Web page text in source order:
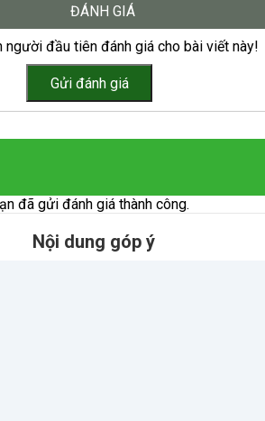
ĐÁNH GIÁ
người đầu tiên đánh giá cho bài viết này!
đã gửi đánh giá thành công.
Nội dung góp ý